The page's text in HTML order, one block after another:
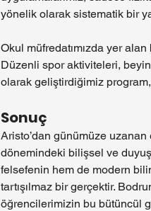
yönelik olarak sistematik bir
Okul müfredatımızda yer
Düzenli spor aktiviteleri,
olarak geliştirdiğimiz
Sonuç
Aristo’dan günümüze
dönemindeki bilişsel ve
felsefenin hem de modern
tartışılmaz bir gerçektir.
öğrencilerimizin bu bütüncül